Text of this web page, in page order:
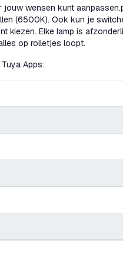
jouw wensen kunt
(6500K). Ook kun je
kiezen. Elke lamp is
op rolletjes loopt.
Apps: